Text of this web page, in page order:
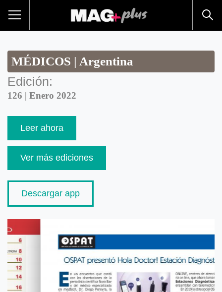
MÉDICOS | Argentina
Edición:
126 | Enero 2022
Leer ahora
Ver más ediciones
Descargar app